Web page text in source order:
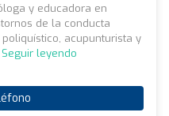
y educadora en
de la conducta
acupunturista y
Seguir leyendo